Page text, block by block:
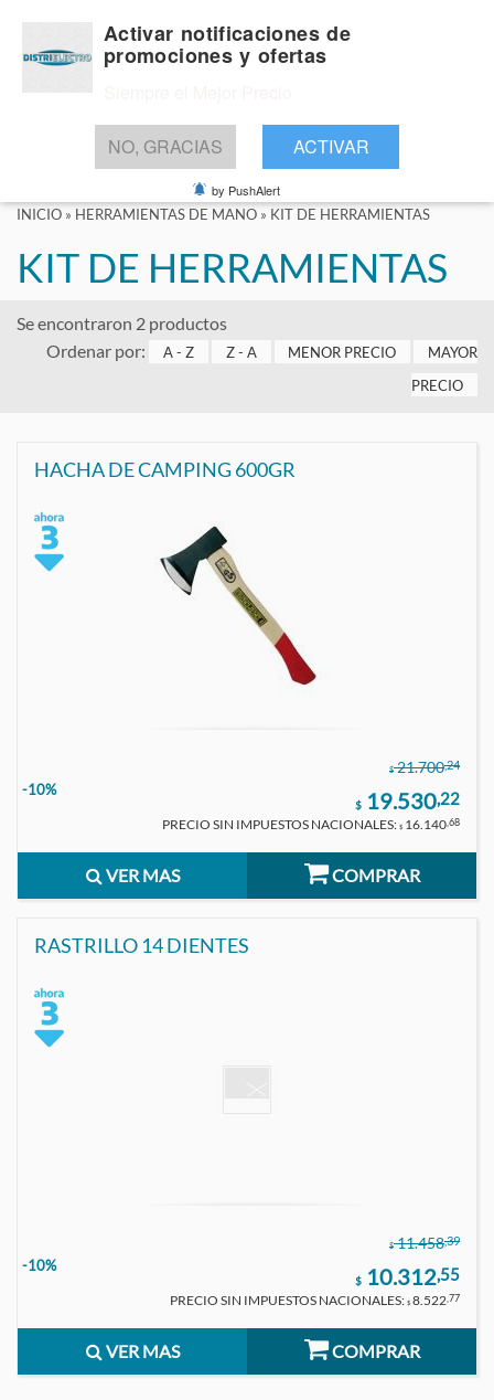
INICIO » HERRAMIENTAS DE MANO » KIT DE HERRAMIENTAS
KIT DE HERRAMIENTAS
Se encontraron 2 productos
Ordenar por:
A - Z Z - A MENOR PRECIO
MAYOR
PRECIO
HACHA DE CAMPING 600GR
$ 21.700,24
-10%
$ 19.530,22
PRECIO SIN IMPUESTOS NACIONALES: $ 16.140,68
VER MAS COMPRAR
RASTRILLO 14 DIENTES
$ 11.458,39
-10%
$ 10.312,55
PRECIO SIN IMPUESTOS NACIONALES: $ 8.522,77
VER MAS COMPRAR
Activar notificaciones de
promociones y ofertas
NO, GRACIAS ACTIVAR
by PushAlert